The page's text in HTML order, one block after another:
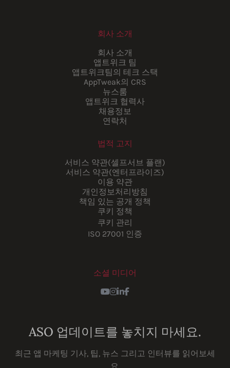
회사 소개
회사 소개
앱트위크 팀
앱트위크팀의 테크 스택
AppTweak의 CRS
뉴스룸
앱트위크 협력사
채용정보
연락처
법적 고지
서비스 약관(셀프서브 플랜)
서비스 약관(엔터프라이즈)
이용 약관
개인정보처리방침
책임 있는 공개 정책
쿠키 정책
쿠키 관리
ISO 27001 인증
소셜 미디어
Youtube
Instagram
LinkedIn
Facebook
ASO 업데이트를 놓치지 마세요.
최근 앱 마케팅 기사, 팁, 뉴스 그리고 인터뷰를 읽어보세
요.